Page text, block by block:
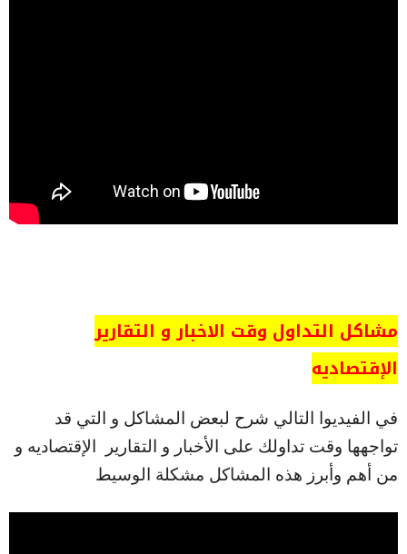
مشاكل التداول وقت الاخبار و التقارير
الإقتصاديه
في الفيديوا التالي شرح لبعض المشاكل و التي قد
تواجهها وقت تداولك على الأخبار و التقارير الإقتصاديه و
من أهم وأبرز هذه المشاكل مشكلة الوسيط